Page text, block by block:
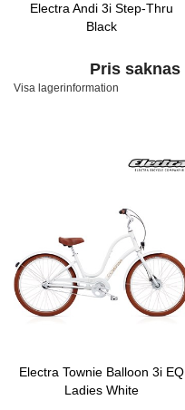
Electra Andi 3i Step-Thru
Black
Pris saknas
Visa lagerinformation
Electra Townie Balloon 3i EQ
Ladies White